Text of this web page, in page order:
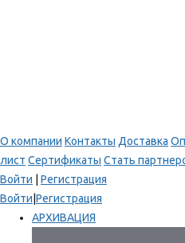
О компании Контакты Доставка
лист Сертификаты Стать
Войти
Регистрация
Войти Регистрация
АРХИВАЦИЯ